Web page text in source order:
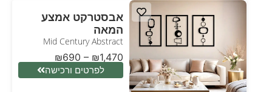
אבסטרקט אמצע
המאה
Mid Century Abstract
₪690 – ₪1,470
לפרטים ורכישה